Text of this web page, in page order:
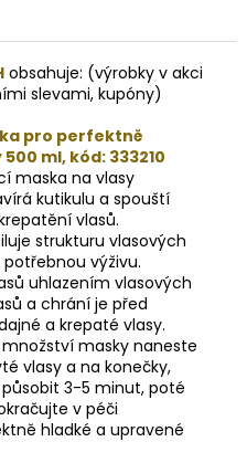
obsahuje: (výrobky v akci
slevami, kupóny)
pro perfektně
ml, kód: 333210
maska na vlasy
kutikulu a spouští
vlasů.
strukturu vlasových
výživu.
uhlazením vlasových
a chrání je před
a krepaté vlasy.
masky naneste
vlasy a na konečky,
3-5 minut, poté
v péči
hladké a upravené